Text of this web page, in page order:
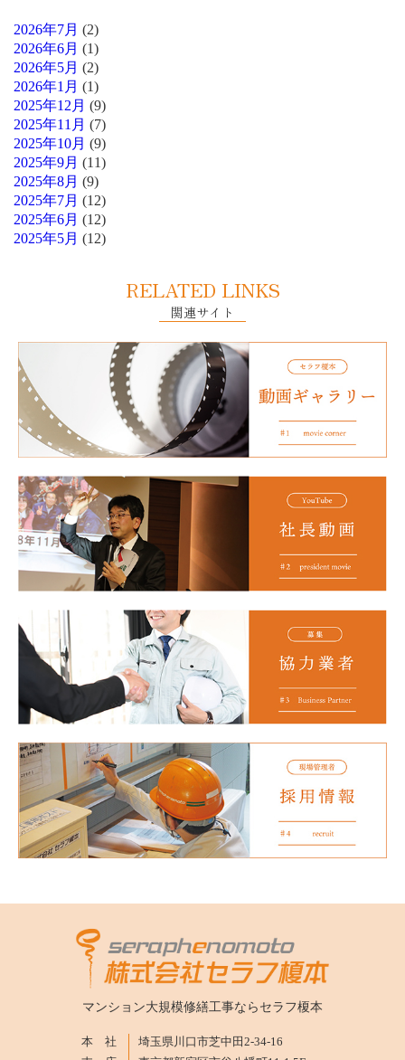
2026年7月 (2)
2026年6月 (1)
2026年5月 (2)
2026年1月 (1)
2025年12月 (9)
2025年11月 (7)
2025年10月 (9)
2025年9月 (11)
2025年8月 (9)
2025年7月 (12)
2025年6月 (12)
2025年5月 (12)
RELATED LINKS
関連サイト
マンション大規模修繕工事なら セラフ榎本
本 社
埼玉県川口市芝中田2-34-16